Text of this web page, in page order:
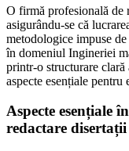
O firmă profesională de
asigurându-se că
metodologice impuse
în domeniul Ingineriei
printr-o structurare
aspecte esențiale pentru
Aspecte esențiale
redactare